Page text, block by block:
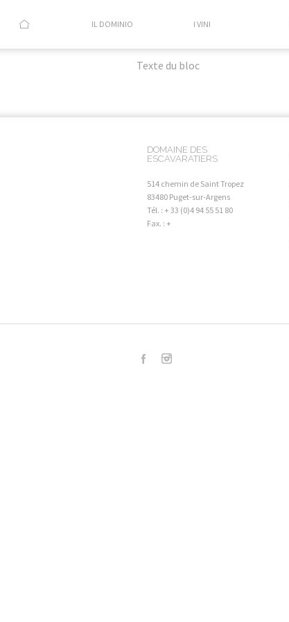
IL DOMINIO I VINI
Texte du bloc
DOMAINE DES
ESCAVARATIERS
514 chemin de Saint Tropez
83480 Puget-sur-Argens
Tél. : + 33 (0)4 94 55 51 80
Fax. : +